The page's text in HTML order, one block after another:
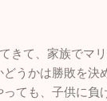
きて、家族でマリ
うかは勝敗を決
ても、子供に負